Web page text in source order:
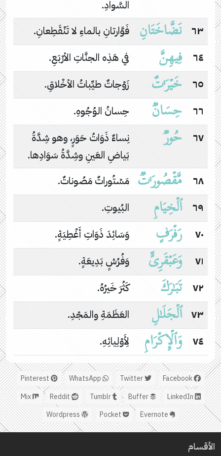
السَّوادِ.
٦٣
نَضَّاخَتَانِ
فَوَّارتانِ بالماءِ لا تَنْقَطِعانِ.
٦٤
فِیهِنَّ
في هَذِه الجنَّاتِ الأرْبَعِ.
٦٥
خَیۡرَ ٰ⁠تٌ
زَوْجاتٌ طيِّباتُ الأخْلاقِ.
٦٦
حِسَانࣱ
حِسانُ الوُجُوهِ.
٦٧
حُورࣱ
نِساءٌ ذَوَاتُ حَوَرٍ، وهو شِدَّةُ
بَياضِ العَينِ وشِدَّةُ سَوَادِها.
٦٨
مَّقۡصُورَ ٰ⁠تࣱ مَسْتُوراتٌ مَصُوناتٌ.
٦٩
ٱلۡخِیَامِ
البُيوتِ.
٧٠
رَفۡرَفٍ
وَسَائِدَ ذَوَاتِ أَغْطِيَةٍ.
٧١
وَعَبۡقَرِیٍّ
وَفُرُشٍ بَدِيعَةٍ.
٧٢
تَبَـٰرَكَ
كَثُرَ خَيرُهُ.
٧٣
ٱلۡجَلَـٰلِ
العَظَمَةِ والمَجْدِ.
٧٤
وَٱلۡإِكۡرَامِ لِأَوْلِيائِهِ.
Facebook
Twitter
Buffer
Tumblr
Mix
الأقسام